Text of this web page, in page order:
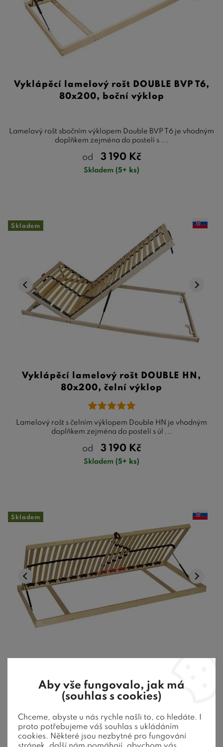
Vyklápěcí lamelový rošt DOUBLE BVP T6,
80x200, boční výklop
Lamelový rošt sbočním výklopem Double BVP T6 je vhodným
doplňkem zejména do postelí s ...
od 3 190 Kč
Skladem (5+ ks)
Skladem
Vyklápěcí lamelový rošt DOUBLE HN,
80x200, čelní výklop
Lamelový rošt s čelním výklopem Double HN je vhodným
doplňkem zejména do postelí s úl ...
od 3 190 Kč
Skladem (5+ ks)
Skladem
výklop, 80x200
Vyklápěcí lamelový rošt DOUBLE KLASIK BV - boční výklop
80x200 je luxusní bočně výk ...
2 980Kč
Aby vše fungovalo, jak má
(souhlas s cookies)
Chceme, abyste u nás rychle našli to, co hledáte. I
proto potřebujeme váš souhlas s ukládáním
cookies. Některé jsou nezbytné pro fungování